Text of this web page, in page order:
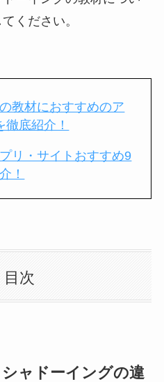
ください。
教材におすすめのア
底紹介！
リ・サイトおすすめ9
！
目次
ャドーイングの違